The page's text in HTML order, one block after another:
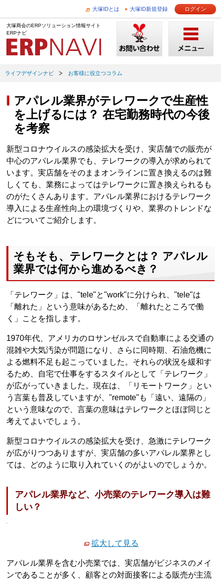
大塚IDとは 大塚ID新規登録 ログイン
大塚商会のERPソリューション情報サイト
ERPナビ
ライフデザインナビ お客様に役立つコラム
アパレル業界がテレワークで生産性
を上げるには？ 在宅勤務時代の今後
を考察
新型コロナウイルスの感染拡大を受け、実店舗での販売が
中心のアパレル業界でも、テレワークの導入が求められて
います。実店舗をそのままオンラインに置き換えるのは難
しくても、業務によってはテレワークに置き換えられるも
のがたくさんあります。アパレル業界におけるテレワーク
導入による生産性向上の環境づくりや、業界のトレンドな
どについてご紹介します。
そもそも、テレワークとは？ アパレル
業界では何から進めるべき？
「テレワーク」は、"tele"と"work"に分けられ、"tele"は
「離れた」という意味があるため、「離れたところで働
く」ことを指します。
1970年代、アメリカのロサンゼルスで自動車による交通の
混雑や大気汚染が問題になり、さらに同時期、石油危機に
よる燃料不足も起こっていました。それらの状況を緩和す
るため、自宅で仕事をするスタイルとして「テレワーク」
が広がっていきました。現在は、「リモートワーク」とい
う言葉も普及していますが、"remote"も「遠い、遠隔の」
という意味なので、言葉の意味はテレワークとほぼ同じと
考えてよいでしょう。
新型コロナウイルスの感染拡大を受け、急激にテレワーク
が広がりつつありますが、実店舗の多いアパレル業界とし
ては、どのように取り入れていくのがよいのでしょうか。
アパレル業界など、小売業のテレワーク導入は難
しい？
拡大して見る
アパレル業界を含む小売業では、実店舗がビジネスのメイ
ンであることが多く、顧客との対面接客による販売が主流